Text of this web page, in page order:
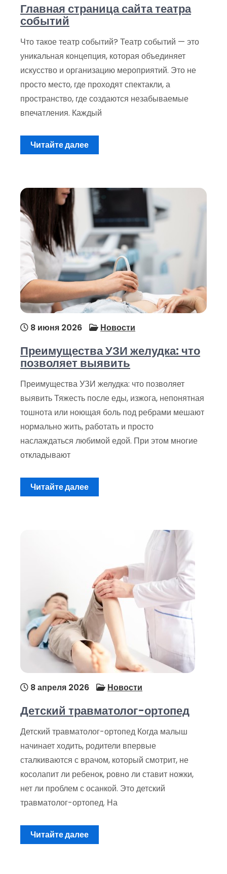
Главная страница сайта театра
событий
Что такое театр событий? Театр событий — это
уникальная концепция, которая объединяет
искусство и организацию мероприятий. Это не
просто место, где проходят спектакли, а
пространство, где создаются незабываемые
впечатления. Каждый
Читайте далее
8 июня 2026 Новости
Преимущества УЗИ желудка: что
позволяет выявить
Преимущества УЗИ желудка: что позволяет
выявить Тяжесть после еды, изжога, непонятная
тошнота или ноющая боль под ребрами мешают
нормально жить, работать и просто
наслаждаться любимой едой. При этом многие
откладывают
Читайте далее
8 апреля 2026 Новости
Детский травматолог-ортопед
Детский травматолог-ортопед Когда малыш
начинает ходить, родители впервые
сталкиваются с врачом, который смотрит, не
косолапит ли ребенок, ровно ли ставит ножки,
нет ли проблем с осанкой. Это детский
травматолог-ортопед. На
Читайте далее